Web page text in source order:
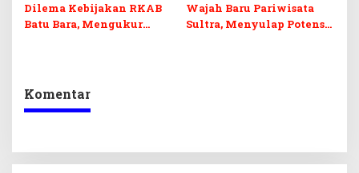
Dilema Kebijakan RKAB
Batu Bara, Mengukur
Wajah Baru Pariwisata
Sultra, Menyulap Potensi
Komentar